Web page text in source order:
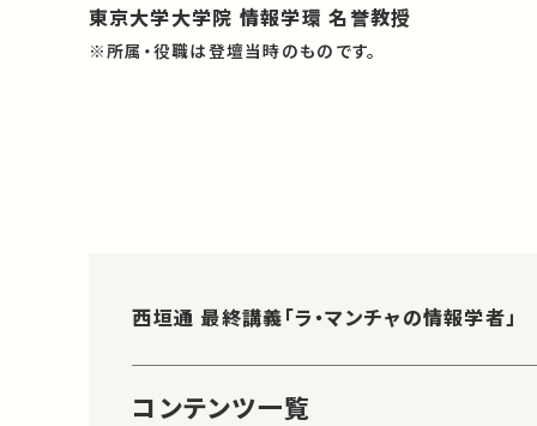
東京大学大学院 情報学環 名誉教授
※所属・役職は登壇当時のものです。
西垣通 最終講義「ラ・マンチャの情報学者」
コンテンツ一覧